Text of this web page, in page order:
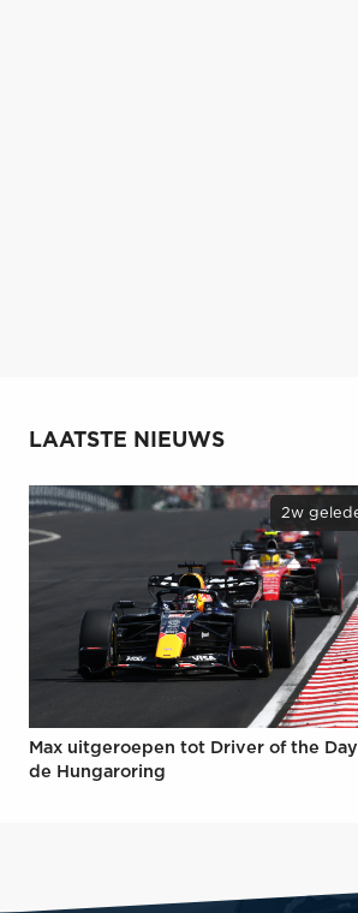
LAATSTE NIEUWS
2w
Max uitgeroepen tot Driver of the
de Hungaroring